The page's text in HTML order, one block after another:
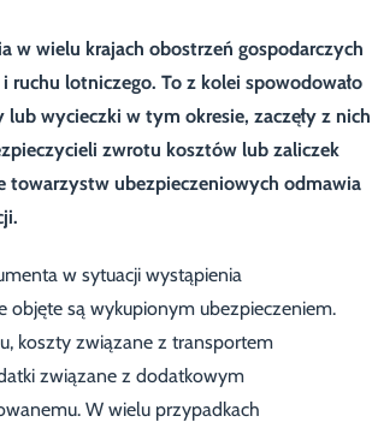
w wielu krajach obostrzeń gospodarczych
lotniczego. To z kolei spowodowało
wycieczki w tym okresie, zaczęły z nich
zwrotu kosztów lub zaliczek
towarzystw ubezpieczeniowych odmawia
w sytuacji wystąpienia
są wykupionym ubezpieczeniem.
koszty związane z transportem
związane z dodatkowym
W wielu przypadkach